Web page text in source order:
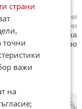
футбол
Новини
Новини
Лека
,Новини
Спортът по
страни
точни
важи
на